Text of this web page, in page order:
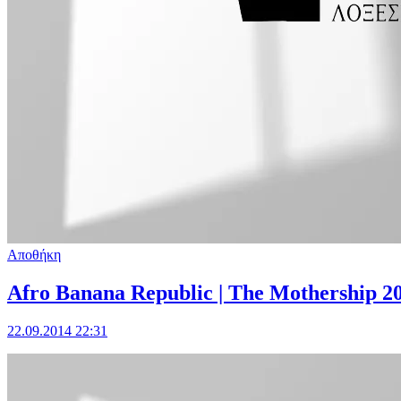
Αποθήκη
Afro Banana Republic | The Mothership
22.09.2014 22:31